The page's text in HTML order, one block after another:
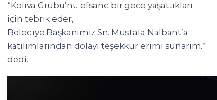
“Koliva Grubu’nu efsane bir gece yaşattıkları
için tebrik eder,
Belediye Başkanımız Sn. Mustafa Nalbant’a
katılımlarından dolayı teşekkürlerimi sunarım.”
dedi.